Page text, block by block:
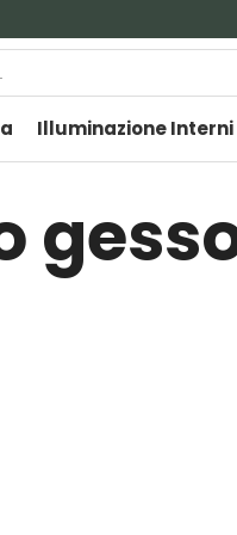
Illuminazione Interni